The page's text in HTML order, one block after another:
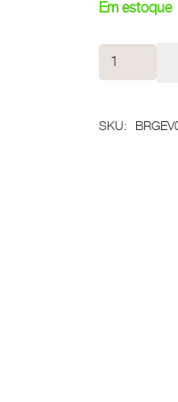
Em estoque
Brinco
Luz
SKU: